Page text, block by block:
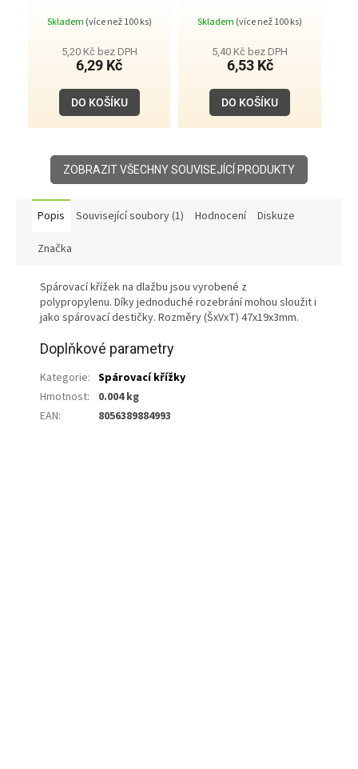
Skladem (více než 100 ks)
5,20 Kč bez DPH
6,29 Kč
DO KOŠÍKU
Skladem (více než 100 ks)
5,40 Kč bez DPH
6,53 Kč
DO KOŠÍKU
ZOBRAZIT VŠECHNY SOUVISEJÍCÍ PRODUKTY
Popis Související soubory (1) Hodnocení Diskuze
Značka
Spárovací křížek na dlažbu jsou vyrobené z
polypropylenu. Díky jednoduché rozebrání mohou sloužit i
jako spárovací destičky. Rozměry (ŠxVxT) 47x19x3mm.
Doplňkové parametry
Kategorie: Spárovací křížky
Hmotnost:
0.004 kg
EAN: 8056389884993